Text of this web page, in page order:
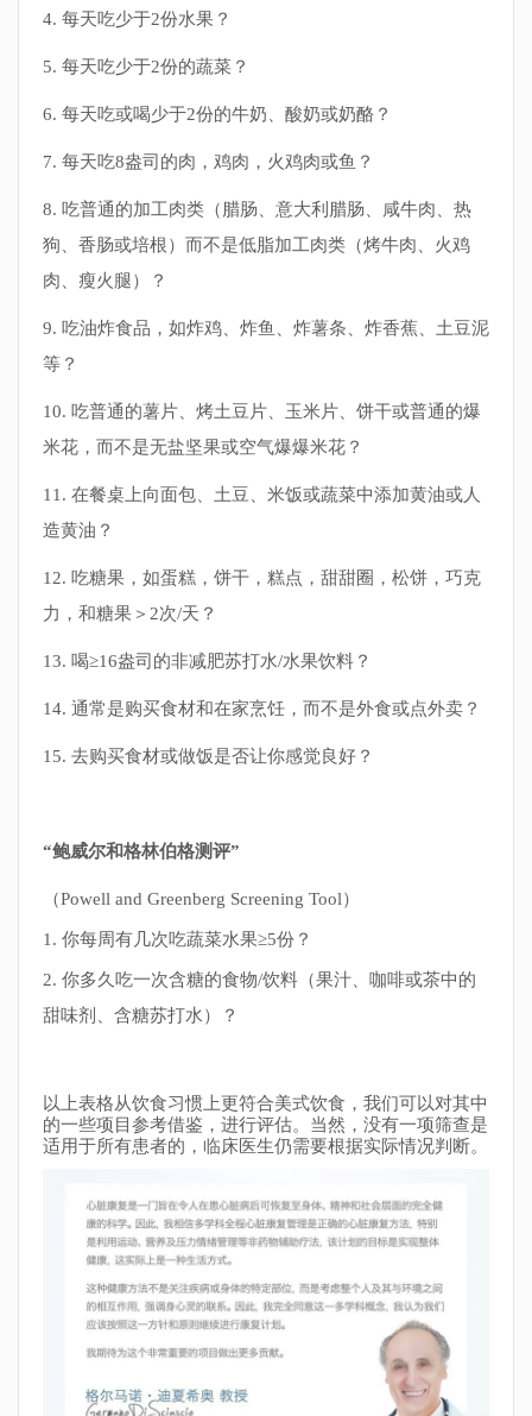
4. 每天吃少于2份水果？
5. 每天吃少于2份的蔬菜？
6. 每天吃或喝少于2份的牛奶、酸奶或奶酪？
7. 每天吃8盎司的肉，鸡肉，火鸡肉或鱼？
8. 吃普通的加工肉类（腊肠、意大利腊肠、咸牛肉、热
狗、香肠或培根）而不是低脂加工肉类（烤牛肉、火鸡
肉、瘦火腿）？
9. 吃油炸食品，如炸鸡、炸鱼、炸薯条、炸香蕉、土豆泥
等？
10. 吃普通的薯片、烤土豆片、玉米片、饼干或普通的爆
米花，而不是无盐坚果或空气爆爆米花？
11. 在餐桌上向面包、土豆、米饭或蔬菜中添加黄油或人
造黄油？
12. 吃糖果，如蛋糕，饼干，糕点，甜甜圈，松饼，巧克
力，和糖果＞2次/天？
13. 喝≥16盎司的非减肥苏打水/水果饮料？
14. 通常是购买食材和在家烹饪，而不是外食或点外卖？
15. 去购买食材或做饭是否让你感觉良好？
“鲍威尔和格林伯格测评”
（Powell and Greenberg Screening Tool）
1. 你每周有几次吃蔬菜水果≥5份？
2. 你多久吃一次含糖的食物/饮料（果汁、咖啡或茶中的
甜味剂、含糖苏打水）？
以上表格从饮食习惯上更符合美式饮食，我们可以对其中
的一些项目参考借鉴，进行评估。当然，没有一项筛查是
适用于所有患者的，临床医生仍需要根据实际情况判断。